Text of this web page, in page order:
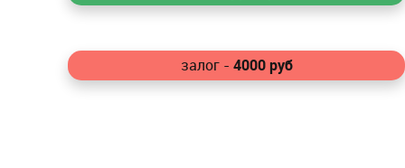
залог - 4000руб